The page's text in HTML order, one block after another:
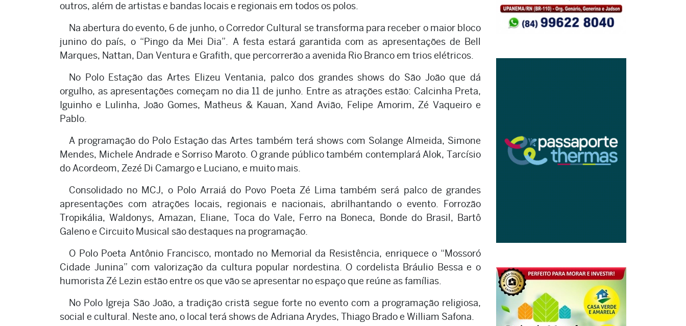
outros, além de artistas e bandas locais e regionais em todos os polos.
Na abertura do evento, 6 de junho, o Corredor Cultural se transforma para receber o maior bloco
junino do país, o “Pingo da Mei Dia”. A festa estará garantida com as apresentações de Bell
Marques, Nattan, Dan Ventura e Grafith, que percorrerão a avenida Rio Branco em trios elétricos.
No Polo Estação das Artes Elizeu Ventania, palco dos grandes shows do São João que dá
orgulho, as apresentações começam no dia 11 de junho. Entre as atrações estão: Calcinha Preta,
Iguinho e Lulinha, João Gomes, Matheus & Kauan, Xand Avião, Felipe Amorim, Zé Vaqueiro e
Pablo.
A programação do Polo Estação das Artes também terá shows com Solange Almeida, Simone
Mendes, Michele Andrade e Sorriso Maroto. O grande público também contemplará Alok, Tarcísio
do Acordeom, Zezé Di Camargo e Luciano, e muito mais.
Consolidado no MCJ, o Polo Arraiá do Povo Poeta Zé Lima também será palco de grandes
apresentações com atrações locais, regionais e nacionais, abrilhantando o evento. Forrozão
Tropikália, Waldonys, Amazan, Eliane, Toca do Vale, Ferro na Boneca, Bonde do Brasil, Bartô
Galeno e Circuito Musical são destaques na programação.
O Polo Poeta Antônio Francisco, montado no Memorial da Resistência, enriquece o “Mossoró
Cidade Junina” com valorização da cultura popular nordestina. O cordelista Bráulio Bessa e o
humorista Zé Lezin estão entre os que vão se apresentar no espaço que reúne as famílias.
No Polo Igreja São João, a tradição cristã segue forte no evento com a programação religiosa,
social e cultural. Neste ano, o local terá shows de Adriana Arydes, Thiago Brado e William Safona.